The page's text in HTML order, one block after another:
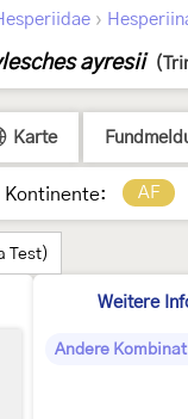
›
ayresii
Karte
Kontinente: AF
Test)
Weitere
Andere